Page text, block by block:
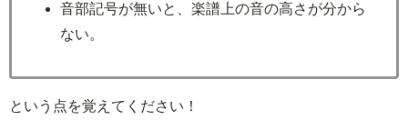
音部記号が無いと、楽譜上の音の高さが分から
ない。
という点を覚えてください！